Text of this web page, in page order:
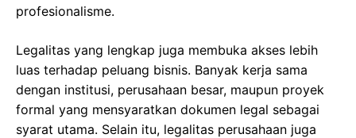
profesionalisme.
Legalitas yang lengkap juga membuka akses lebih
luas terhadap peluang bisnis. Banyak kerja sama
dengan institusi, perusahaan besar, maupun proyek
formal yang mensyaratkan dokumen legal sebagai
syarat utama. Selain itu, legalitas perusahaan juga